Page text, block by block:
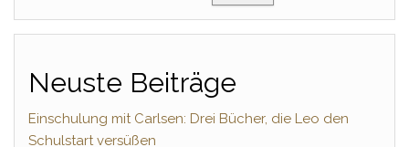
Neuste Beiträge
Einschulung mit Carlsen: Drei Bücher, die Leo den
Schulstart versüßen